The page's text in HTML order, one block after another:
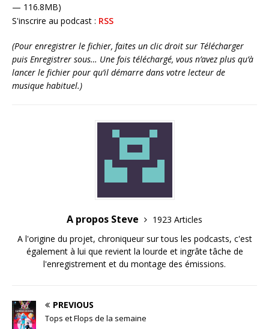
— 116.8MB)
S'inscrire au podcast : RSS
(Pour enregistrer le fichier, faites un clic droit sur Télécharger
puis Enregistrer sous… Une fois téléchargé, vous n’avez plus qu’à
lancer le fichier pour qu’il démarre dans votre lecteur de
musique habituel.)
A propos Steve
1923 Articles
A l'origine du projet, chroniqueur sur tous les podcasts, c'est
également à lui que revient la lourde et ingrâte tâche de
l'enregistrement et du montage des émissions.
PREVIOUS
Tops et Flops de la semaine